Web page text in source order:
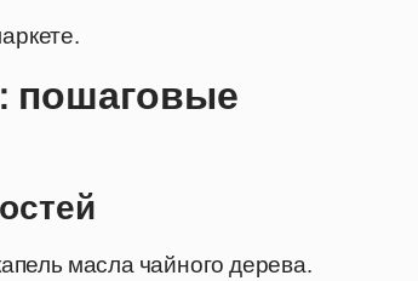
пошаговые
масла чайного дерева.